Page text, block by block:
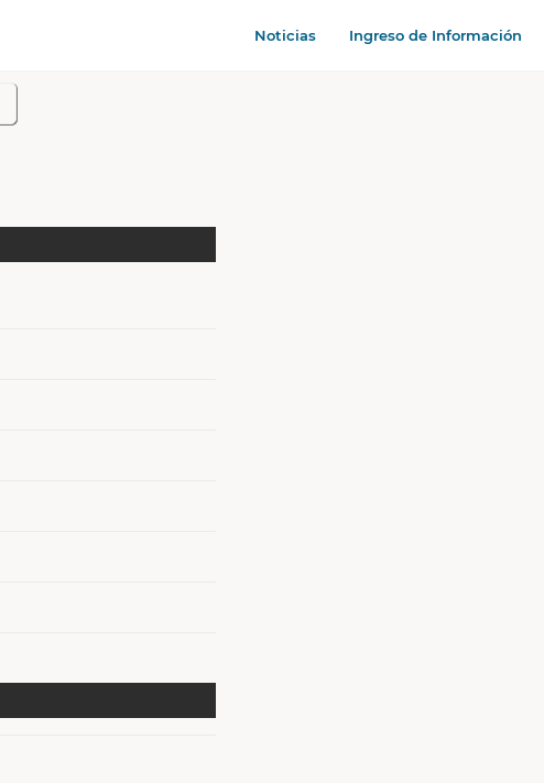
Noticias Ingreso de Información